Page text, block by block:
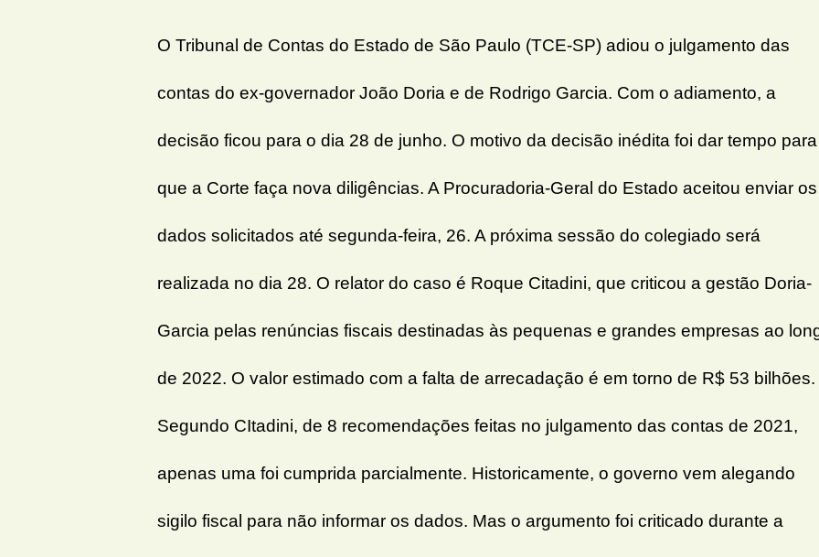
O Tribunal de Contas do Estado de São Paulo (TCE-SP) adiou o julgamento das
contas do ex-governador João Doria e de Rodrigo Garcia. Com o adiamento, a
decisão ficou para o dia 28 de junho. O motivo da decisão inédita foi dar tempo para
que a Corte faça nova diligências. A Procuradoria-Geral do Estado aceitou enviar os
dados solicitados até segunda-feira, 26. A próxima sessão do colegiado será
realizada no dia 28. O relator do caso é Roque Citadini, que criticou a gestão Doria-
Garcia pelas renúncias fiscais destinadas às pequenas e grandes empresas ao
de 2022. O valor estimado com a falta de arrecadação é em torno de R$ 53 bilhões.
Segundo CItadini, de 8 recomendações feitas no julgamento das contas de 2021,
apenas uma foi cumprida parcialmente. Historicamente, o governo vem alegando
sigilo fiscal para não informar os dados. Mas o argumento foi criticado durante a